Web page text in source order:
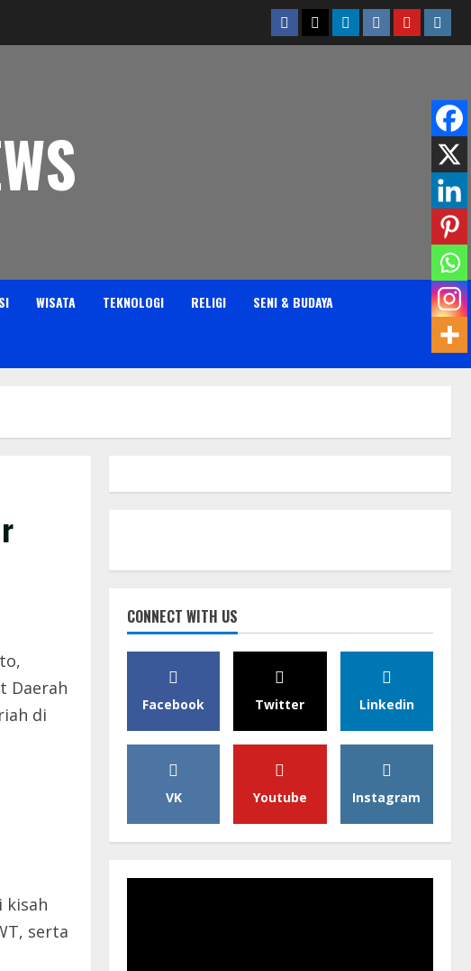
Facebook
TwitterLinkedin
VK Youtube
WISATA TEKNOLOGI RELIGI SENI & BUDAYA
Daerah
di
kisah
serta
CONNECT WITH US
Facebook Twitter Linkedin
VK Youtube Instagram